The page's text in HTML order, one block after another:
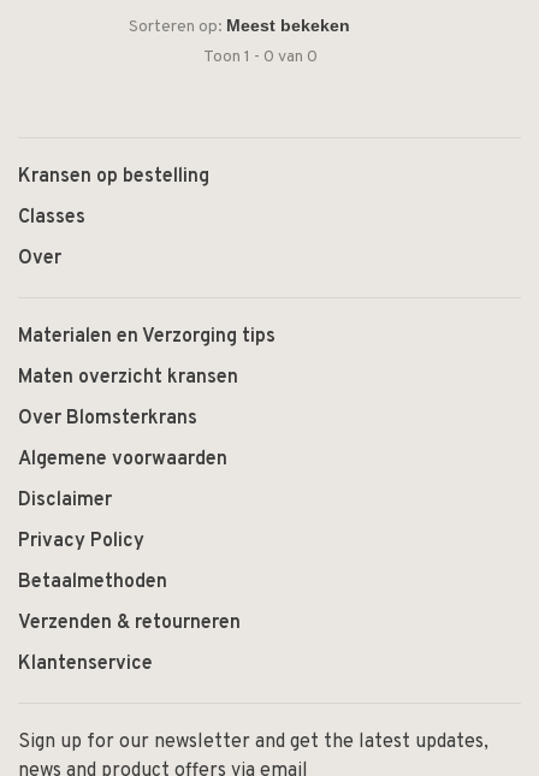
Sorteren op:
Toon 1 - 0 van 0
Kransen op bestelling
Classes
Over
Materialen en Verzorging tips
Maten overzicht kransen
Over Blomsterkrans
Algemene voorwaarden
Disclaimer
Privacy Policy
Betaalmethoden
Verzenden & retourneren
Klantenservice
Sign up for our newsletter and get the latest updates,
news and product offers via email